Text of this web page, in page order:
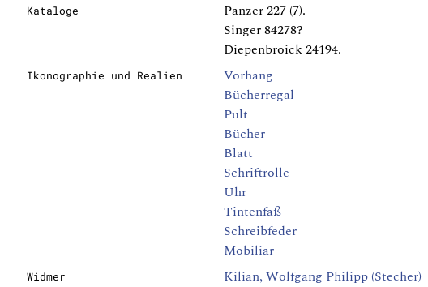
Kataloge
Panzer 227 (7).
Singer 84278?
Diepenbroick 24194.
Ikonographie und Realien
Vorhang
Bücherregal
Pult
Bücher
Blatt
Schriftrolle
Uhr
Tintenfaß
Schreibfeder
Mobiliar
Widmer Kilian, Wolfgang Philipp (Stecher)